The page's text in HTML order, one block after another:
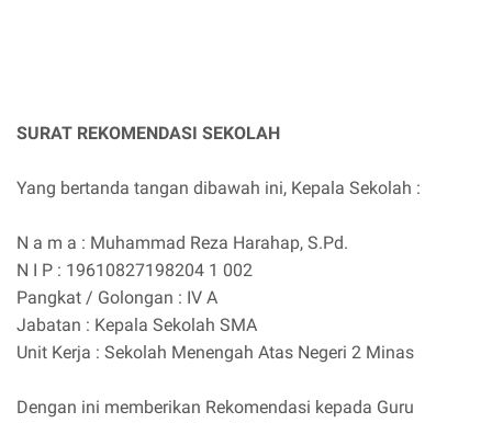
SURAT REKOMENDASI SEKOLAH
Yang bertanda tangan dibawah ini, Kepala Sekolah :
N a m a : Muhammad Reza Harahap, S.Pd.
N I P : 19610827198204 1 002
Pangkat / Golongan : IV A
Jabatan : Kepala Sekolah SMA
Unit Kerja : Sekolah Menengah Atas Negeri 2 Minas
Dengan ini memberikan Rekomendasi kepada Guru